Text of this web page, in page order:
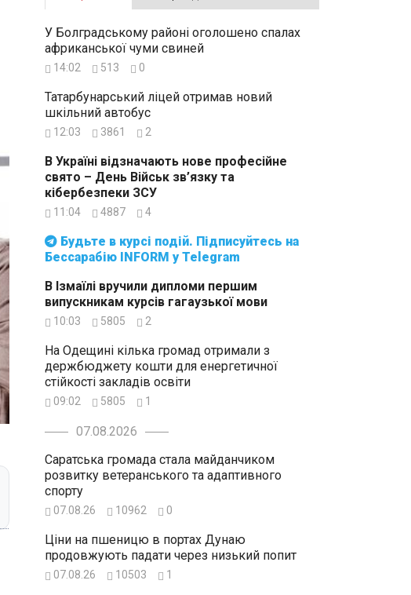
Бессарабію INFORM у Telegram
У Болградському районі оголошено спалах
африканської чуми свиней
14:02 513 0
Татарбунарський ліцей отримав новий
шкільний автобус
12:03 3861 2
В Україні відзначають нове професійне
свято – День Військ зв’язку та
кібербезпеки ЗСУ
11:04 4887 4
В Ізмаїлі вручили дипломи першим
випускникам курсів гагаузької мови
10:03 5805 2
На Одещині кілька громад отримали з
держбюджету кошти для енергетичної
стійкості закладів освіти
09:02 5805 1
07.08.2026
Саратська громада стала майданчиком
розвитку ветеранського та адаптивного
спорту
07.08.26 10962 0
Ціни на пшеницю в портах Дунаю
продовжують падати через низький попит
07.08.26 10503 1